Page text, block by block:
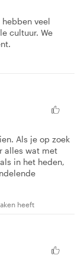
veel
cultuur. We
Als je op zoek
alles wat met
in het heden,
heeft